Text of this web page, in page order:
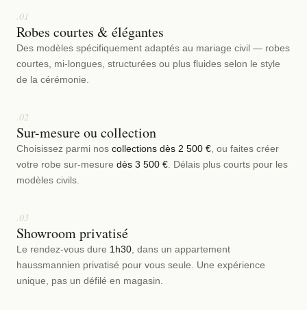
.01
Robes courtes & élégantes
Des modèles spécifiquement adaptés au mariage civil — robes
courtes, mi-longues, structurées ou plus fluides selon le style
de la cérémonie.
.02
Sur-mesure ou collection
Choisissez parmi nos collections dès 2 500 € , ou faites créer
votre robe sur-mesure dès 3 500 € . Délais plus courts pour les
modèles civils.
.03
Showroom privatisé
Le rendez-vous dure 1h30 , dans un appartement
haussmannien privatisé pour vous seule. Une expérience
unique, pas un défilé en magasin.